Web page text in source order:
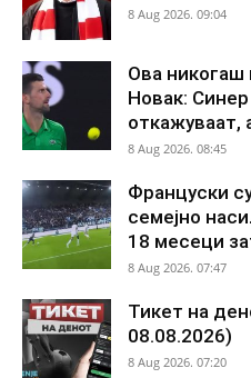
8 Aug 2026. 09:04
Ова никогаш
Новак:
откажуваат,
8 Aug 2026. 08:45
Француски
семејно
18 месеци
8 Aug 2026. 07:47
Тикет на
08.08.2026)
8 Aug 2026. 07:20